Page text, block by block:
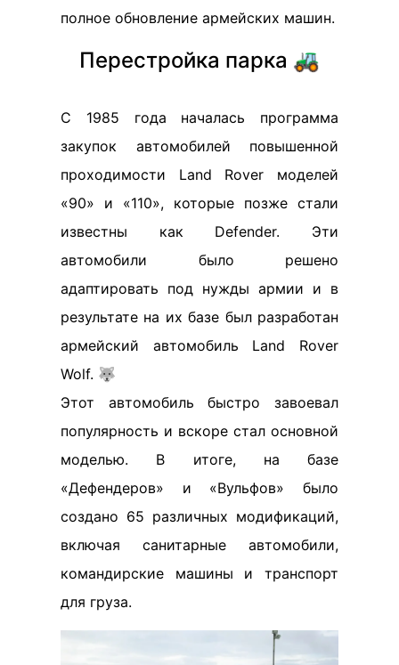
полное обновление армейских машин.
Перестройка парка 🚜
С 1985 года началась программа
закупок автомобилей повышенной
проходимости Land Rover моделей
«90» и «110», которые позже стали
известны как Defender. Эти
автомобили было решено
адаптировать под нужды армии и в
результате на их базе был разработан
армейский автомобиль Land Rover
Wolf. 🐺
Этот автомобиль быстро завоевал
популярность и вскоре стал основной
моделью. В итоге, на базе
«Дефендеров» и «Вульфов» было
создано 65 различных модификаций,
включая санитарные автомобили,
командирские машины и транспорт
для груза.